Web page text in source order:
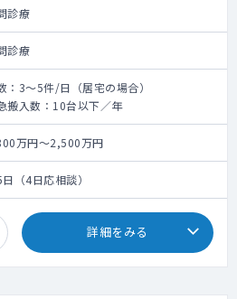
診療
診療
：3～5件/日（居宅の場合）
搬入数：10台以下／年
万円～2,500万円
（4日応相談）
詳細をみる